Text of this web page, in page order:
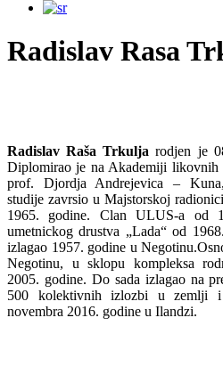
Radislav Rasa
Radislav Raša Trkulja rodjen je
Diplomirao je na Akademiji likovnih
prof. Djordja Andrejevica –
studije zavrsio u Majstorskoj
1965. godine. Clan ULUS-a od
umetnickog drustva „Lada“ od
izlagao 1957. godine u
Negotinu, u sklopu kompleksa
2005. godine. Do sada izlagao na
500 kolektivnih izlozbi u zemlji i
novembra 2016. godine u Ilandzi.